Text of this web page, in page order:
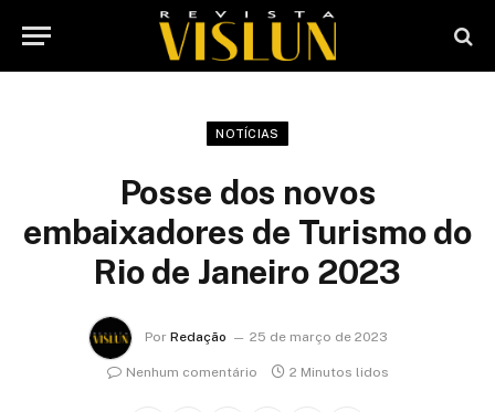
NOTÍCIAS
Posse dos novos
embaixadores de Turismo do
Rio de Janeiro 2023
Por Redação 25 de março de 2023
Nenhum comentário 2 Minutos lidos